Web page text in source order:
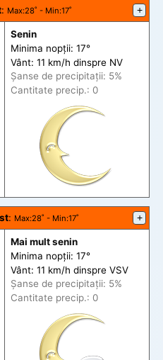
: Max:28˚ - Min:17˚ +
Senin
Minima nopții: 17°
Vânt: 11 km/h dinspre NV
Șanse de precipitații: 5%
Cantitate precip.: 0
: Max:28˚ - Min:17˚ +
Mai mult senin
Minima nopții: 17°
Vânt: 11 km/h dinspre VSV
Șanse de precipitații: 5%
Cantitate precip.: 0